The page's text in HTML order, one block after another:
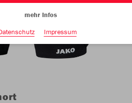
mehr Infos
Impressum